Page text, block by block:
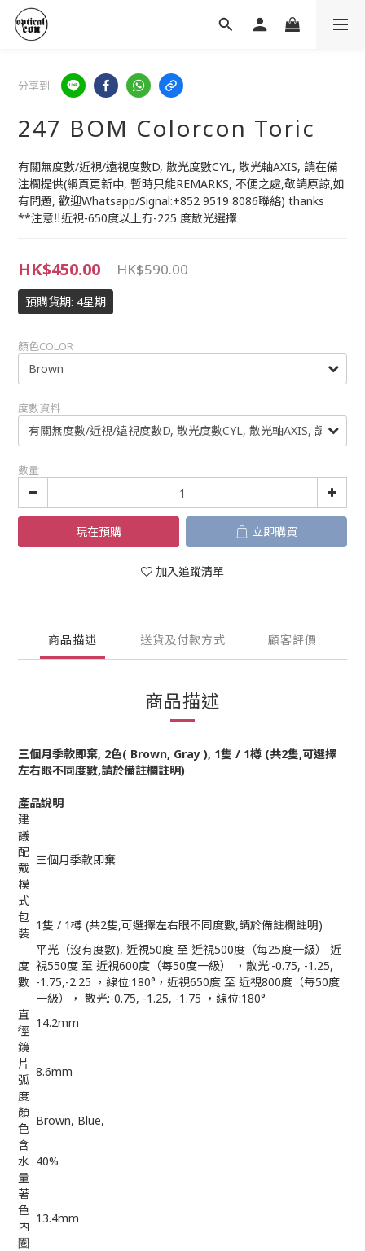
分享到
247 BOM Colorcon Toric
有關無度數/近視/遠視度數D, 散光度數CYL, 散光軸AXIS, 請在備
注欄提供(綱頁更新中, 暫時只能REMARKS, 不便之處,敬請原諒,如
有問題, 歡迎Whatsapp/Signal:+852 9519 8086聯絡) thanks
**注意‼️近視-650度以上冇-225 度散光選擇
HK$450.00 HK$590.00
預購貨期: 4星期
顏色COLOR
度數資料
數量
現在預購 立即購買
加入追蹤清單
商品描述 送貨及付款方式 顧客評價
商品描述
三個月季款即棄, 2色( Brown, Gray ), 1隻 / 1樽 (共2隻,可選擇
左右眼不同度數,請於備註欄註明)
產品說明
建
議
配
戴
模
式
三個月季款即棄
包
裝
1隻 / 1樽 (共2隻,可選擇左右眼不同度數,請於備註欄註明)
度
數
平光（沒有度數), 近視50度 至 近視500度（每25度一級） 近
視550度 至 近視600度（每50度一級） ，散光:-0.75, -1.25,
-1.75,-2.25 ，線位:180°，近視650度 至 近視800度（每50度
一級）， 散光:-0.75, -1.25, -1.75 ，線位:180°
直
徑
14.2mm
鏡
片
弧
度
8.6mm
顏
色
Brown, Blue,
含
水
量
40%
著
色
內
圏
13.4mm